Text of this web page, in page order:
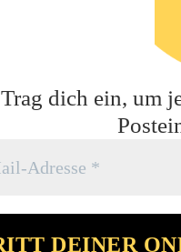
Trag dich ein, um